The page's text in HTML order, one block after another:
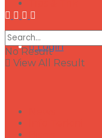
Login
No Result
View All Result